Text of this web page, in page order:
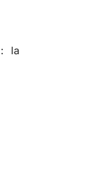
: la